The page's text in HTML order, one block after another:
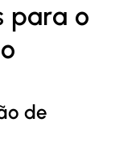
para o
de